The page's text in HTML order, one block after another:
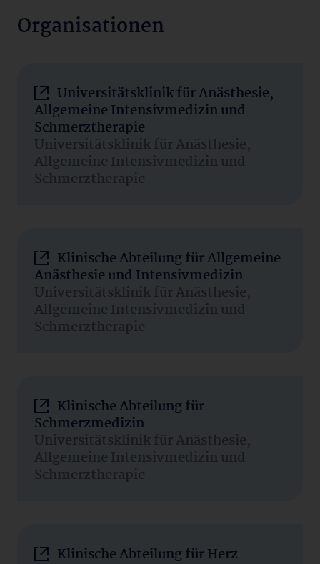
Organisationen
Universitätsklinik für Anästhesie,
Allgemeine Intensivmedizin und
Schmerztherapie
Universitätsklinik für Anästhesie,
Allgemeine Intensivmedizin und
Schmerztherapie
Klinische Abteilung für Allgemeine
Anästhesie und Intensivmedizin
Universitätsklinik für Anästhesie,
Allgemeine Intensivmedizin und
Schmerztherapie
Klinische Abteilung für
Schmerzmedizin
Universitätsklinik für Anästhesie,
Allgemeine Intensivmedizin und
Schmerztherapie
Klinische Abteilung für Herz-